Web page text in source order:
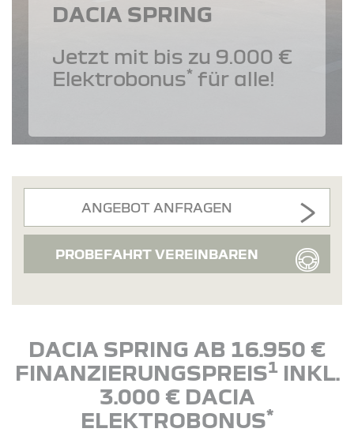
DACIA SPRING
Jetzt mit bis zu 9.000 €
Elektrobonus*für alle!
ANGEBOT ANFRAGEN
PROBEFAHRT VEREINBAREN
DACIA SPRING AB 16.950 €
FINANZIERUNGSPREIS1INKL.
3.000 € DACIA
ELEKTROBONUS*